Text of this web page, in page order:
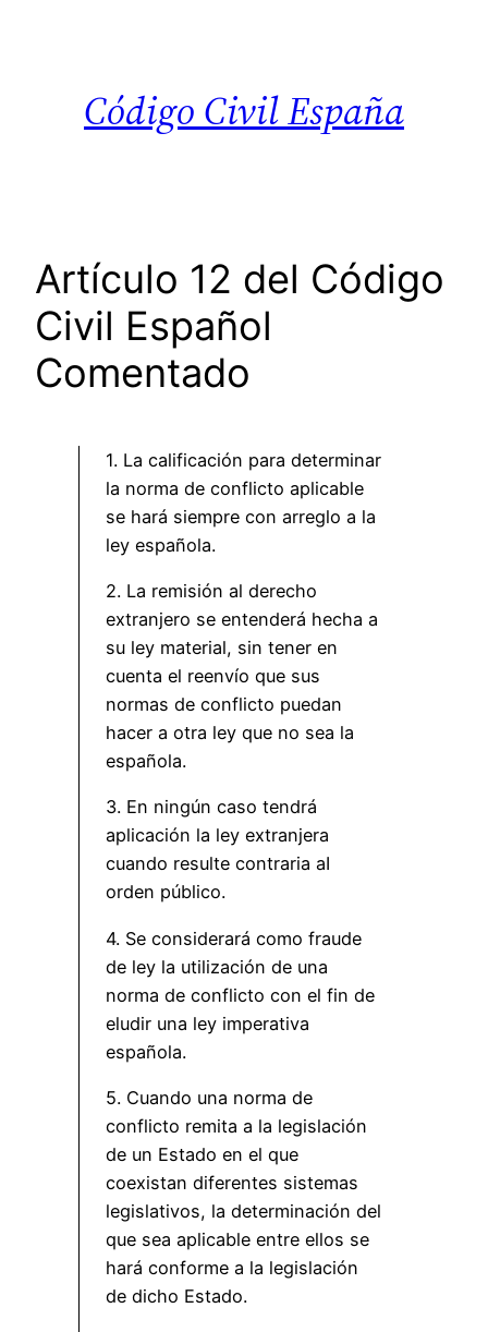
Código Civil España
Artículo 12 del Código
Civil Español
Comentado
1. La calificación para determinar
la norma de conflicto aplicable
se hará siempre con arreglo a la
ley española.
2. La remisión al derecho
extranjero se entenderá hecha a
su ley material, sin tener en
cuenta el reenvío que sus
normas de conflicto puedan
hacer a otra ley que no sea la
española.
3. En ningún caso tendrá
aplicación la ley extranjera
cuando resulte contraria aI
orden público.
4. Se considerará como fraude
de ley la utilización de una
norma de conflicto con el fin de
eludir una ley imperativa
española.
5. Cuando una norma de
conflicto remita a la legislación
de un Estado en el que
coexistan diferentes sistemas
legislativos, la determinación del
que sea aplicable entre ellos se
hará conforme a la legislación
de dicho Estado.